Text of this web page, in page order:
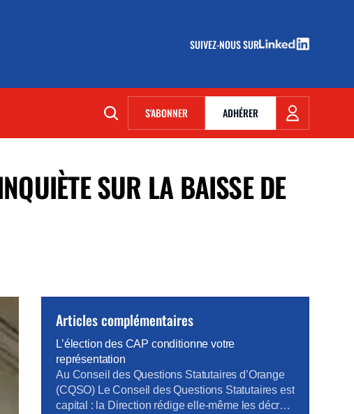
SUIVEZ-NOUS SUR
(NOUVELLE FENÊTRE)
S'ABONNER(NOUVELLE FENÊTRE)
ADHÉRER
SUR LA BAISSE DE
Articles complémentaires
L’élection des CAP conditionne votre
représentation
Au Conseil des Questions Statutaires d’Orange
(CQSO) Le Conseil des Questions Statutaires est
capital : la Direction rédige elle-même les décrets